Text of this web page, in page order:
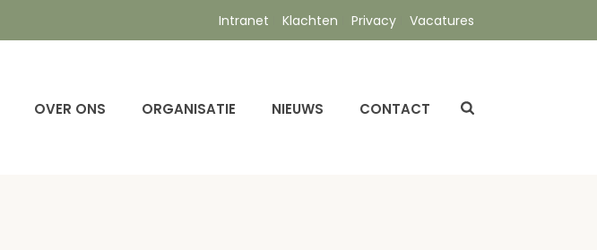
Intranet Klachten Privacy Vacatures
OVER ONS ORGANISATIE NIEUWS CONTACT